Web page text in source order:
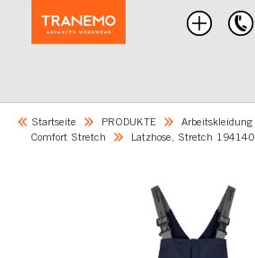
Startseite PRODUKTE
Arbeitskleidung
Comfort Stretch
Latzhose, Stretch 194140